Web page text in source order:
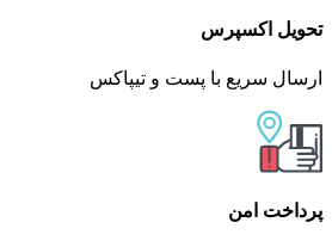
تحویل اکسپرس
ارسال سریع با پست و تیپاکس
پرداخت امن